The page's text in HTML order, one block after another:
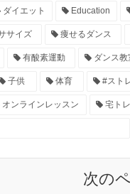
ダイエット Education
サイズ 痩せるダンス
有酸素運動 ダンス教
子供 体育 #スト
オンラインレッスン 宅トレ
次の